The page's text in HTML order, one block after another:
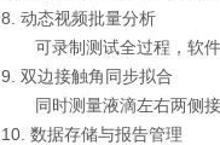
8. 动态视频批量分析
可录制测试全过程，软
9. 双边接触角同步拟合
同时测量液滴左右两侧
10. 数据存储与报告管理